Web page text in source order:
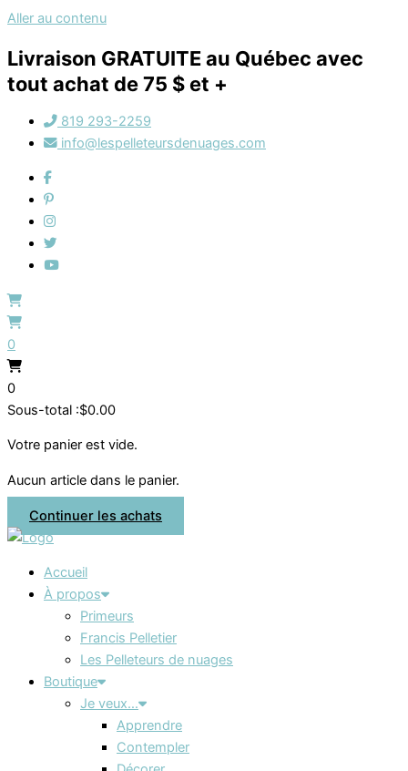
Aller au contenu
Livraison GRATUITE au Québec avec
tout achat de 75 $ et +
819 293-2259
info@lespelleteursdenuages.com
0
0
Sous-total :$0.00
Votre panier est vide.
Aucun article dans le panier.
Continuer les achats
Accueil
À propos
Primeurs
Francis Pelletier
Les Pelleteurs de nuages
Boutique
Je veux…
Apprendre
Contempler